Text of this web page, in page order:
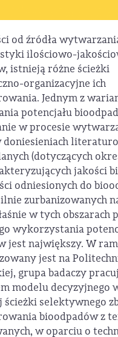
od źródła
ilościowo-
istnieją różne ścieżki
organizacyjne ich
Jednym z
potencjału
w procesie
doniesieniach
(dotyczących
jakości
odniesionych do
zurbanizowanych
w tych obszarach
wykorzystania
jest największy. W
jest na
grupa badaczy
modelu decyzyjnego
ścieżki selektywnego
bioodpadów z
w oparciu o